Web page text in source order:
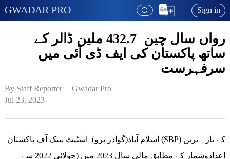
GWADAR PRO Sign in
رواں سال چین 432.7 ملین ڈالر کے
ساتھ پاکستان کی ایف ڈی آئی میں
سرفہرست
By Staff Reporter   | Gwadar Pro
Jul 23, 2023
اسلام آباد(گوادر پرو) اسٹیٹ بینک آف پاکستان (SBP) کے تازہ ترین
اعدادوشمار کے مطابق مالی سال 2023 میں (جولائی 2022 سے